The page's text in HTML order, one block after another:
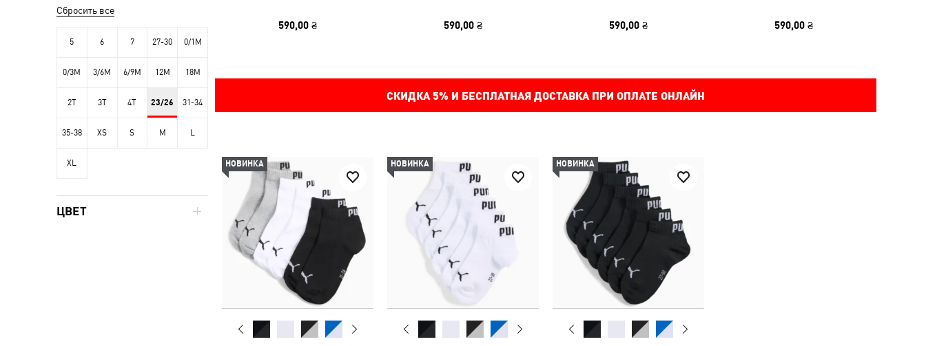
590,00 ₴ 590,00 ₴ 590,00 ₴ 590,00 ₴
СКИДКА 5% И БЕСПЛАТНАЯ ДОСТАВКА ПРИ ОПЛАТЕ ОНЛАЙН
НОВИНКА НОВИНКА НОВИНКА
Сбросить все
5 6 7 27-30 0/1M
0/3M 3/6M 6/9M 12M 18M
2T 3T 4T 23/26 31-34
35-38 XS S M L
XL
ЦВЕТ